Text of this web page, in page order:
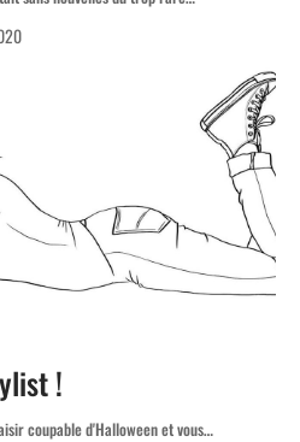
!
coupable d'Halloween et vous…